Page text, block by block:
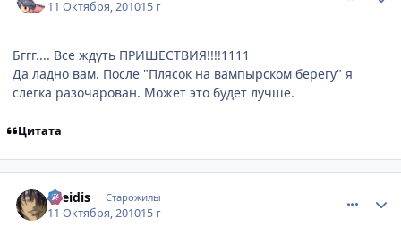
11 Октября, 201015 г
Бггг.... Все ждуть ПРИШЕСТВИЯ!!!!1111
Да ладно вам. После "Плясок на вампырском берегу" я
слегка разочарован. Может это будет лучше.
Цитата
Greidis Старожилы
11 Октября, 201015 г